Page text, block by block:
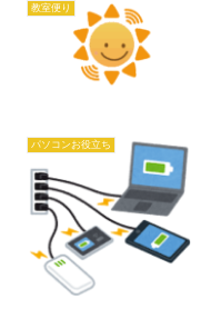
教室便り
パソコンお役立ち